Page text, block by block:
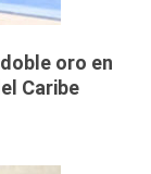
oro en
Caribe